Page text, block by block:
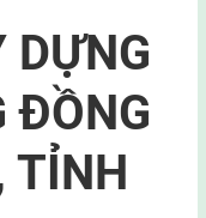
DỰNG
ĐỒNG
TỈNH